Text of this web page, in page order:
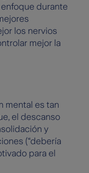
durante
los nervios
mejor la
mental es tan
el descanso
y
(“debería
para el